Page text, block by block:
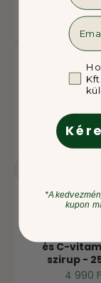
Ár4 990
Holland &
Vas,B-
ásványi
és C-
szirup -
Ár
4 990
Email
GDPR
*A
kupon